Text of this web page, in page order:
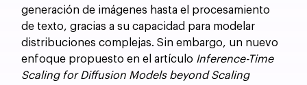
generación de imágenes hasta el procesamiento
de texto, gracias a su capacidad para modelar
distribuciones complejas. Sin embargo, un nuevo
enfoque propuesto en el artículo Inference-Time
Scaling for Diffusion Models beyond Scaling